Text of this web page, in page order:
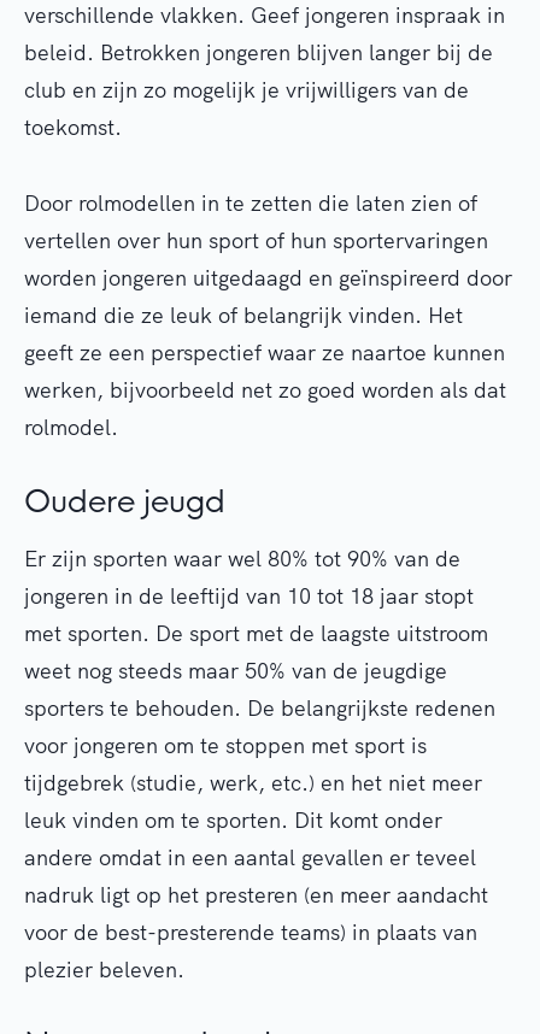
verschillende vlakken. Geef jongeren inspraak in
beleid. Betrokken jongeren blijven langer bij de
club en zijn zo mogelijk je vrijwilligers van de
toekomst.
Door rolmodellen in te zetten die laten zien of
vertellen over hun sport of hun sportervaringen
worden jongeren uitgedaagd en geïnspireerd door
iemand die ze leuk of belangrijk vinden. Het
geeft ze een perspectief waar ze naartoe kunnen
werken, bijvoorbeeld net zo goed worden als dat
rolmodel.
Oudere jeugd
Er zijn sporten waar wel 80% tot 90% van de
jongeren in de leeftijd van 10 tot 18 jaar stopt
met sporten. De sport met de laagste uitstroom
weet nog steeds maar 50% van de jeugdige
sporters te behouden. De belangrijkste redenen
voor jongeren om te stoppen met sport is
tijdgebrek (studie, werk, etc.) en het niet meer
leuk vinden om te sporten. Dit komt onder
andere omdat in een aantal gevallen er teveel
nadruk ligt op het presteren (en meer aandacht
voor de best-presterende teams) in plaats van
plezier beleven.